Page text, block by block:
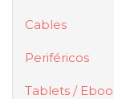
Cables
Periféricos
Tablets /